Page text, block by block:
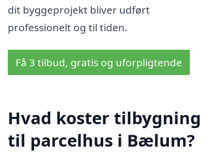
dit byggeprojekt bliver udført
professionelt og til tiden.
Få 3 tilbud, gratis og uforpligtende
Hvad koster tilbygning
til parcelhus i Bælum?